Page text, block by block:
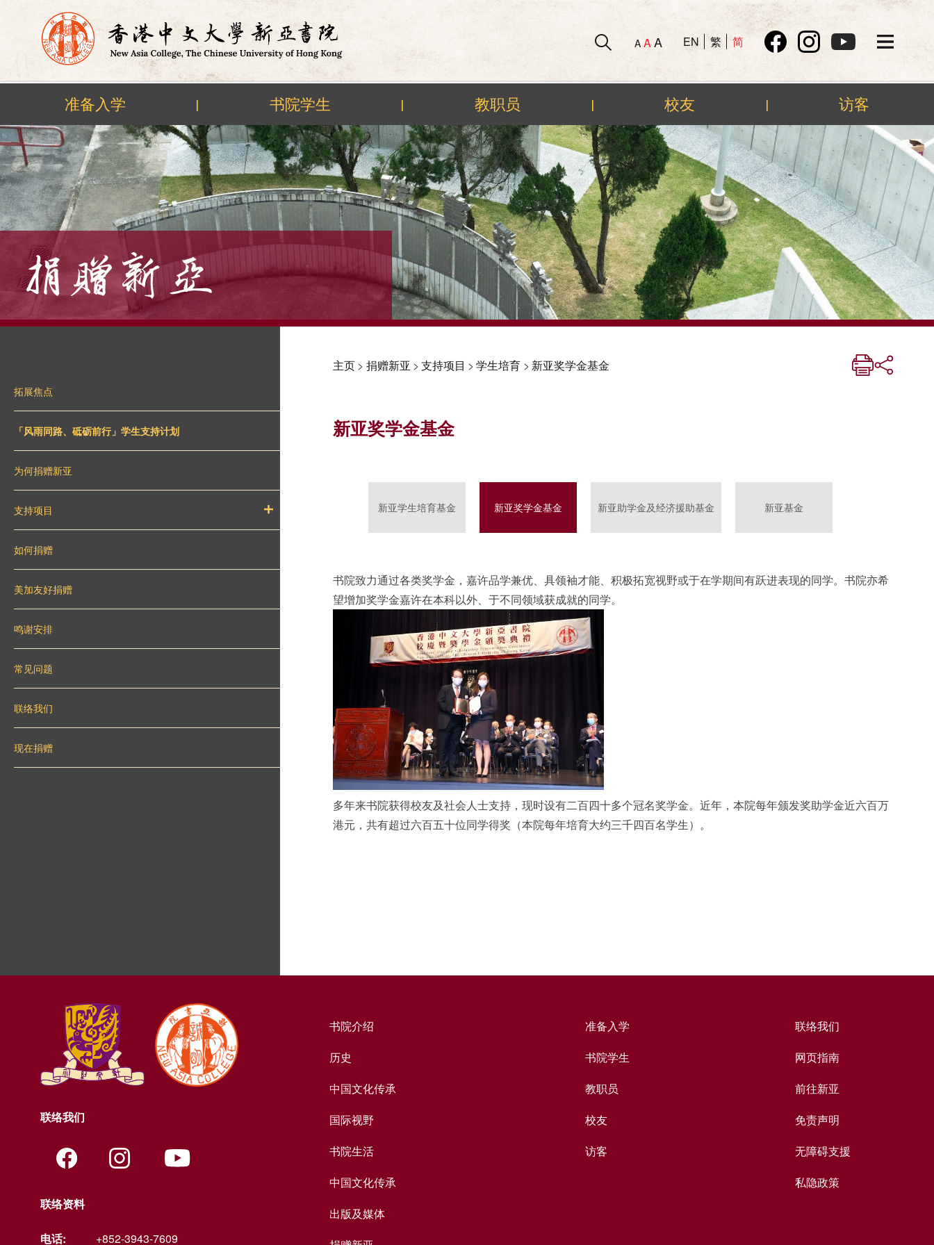
Skip
to
content
A AA EN 繁 简
准备入学 | 书院学生 | 教职员 | 校友 | 访客
拓展焦点
「风雨同路、砥砺前行」学生支持计划
为何捐赠新亚
支持项目
如何捐赠
美加友好捐赠
鸣谢安排
常见问题
联络我们
现在捐赠
主页> 捐赠新亚 > 支持项目 > 学生培育 > 新亚奖学金基金
新亚奖学金基金
新亚学生培育基金 新亚奖学金基金 新亚助学金及经济援助基金 新亚基金
书院致力通过各类奖学金，嘉许品学兼优、具领袖才能、积极拓宽视野或于在学期间有跃进表现的同学。书院亦希
望增加奖学金嘉许在本科以外、于不同领域获成就的同学。
多年来书院获得校友及社会人士支持，现时设有二百四十多个冠名奖学金。近年，本院每年颁发奖助学金近六百万
港元，共有超过六百五十位同学得奖（本院每年培育大约三千四百名学生）。
联络我们
联络资料
电话: +852-3943-7609
书院介绍
历史
中国文化传承
国际视野
书院生活
中国文化传承
出版及媒体
准备入学
书院学生
教职员
校友
访客
联络我们
网页指南
前往新亚
免责声明
无障碍支援
私隐政策